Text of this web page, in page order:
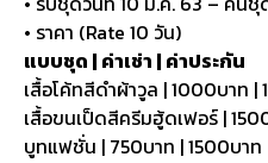
• ราคา (Rate 10 วัน)
แบบชุด | ค่าเช่า | ค่าประกัน
เสื้อโค้ทสีดำผ้าวูล | 1000บาท |
เสื้อขนเป็ดสีครีมฮู้ดเฟอร์ |
บูทแฟชั่น | 750บาท | 1500บาท